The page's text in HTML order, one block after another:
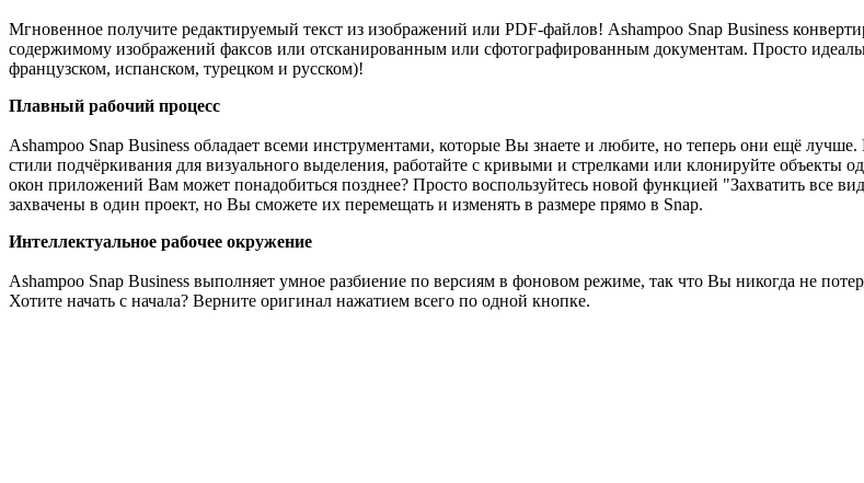
Мгновенное получите редактируемый текст из изображений или PDF-файлов! Ashampoo Snap Business
содержимому изображений факсов или отсканированным или сфотографированным документам. Просто
французском, испанском, турецком и русском)!
Плавный рабочий процесс
Ashampoo Snap Business обладает всеми инструментами, которые Вы знаете и любите, но теперь они ещё
стили подчёркивания для визуального выделения, работайте с кривыми и стрелками или клонируйте объекты
окон приложений Вам может понадобиться позднее? Просто воспользуйтесь новой функцией "Захватить все
захвачены в один проект, но Вы сможете их перемещать и изменять в размере прямо в Snap.
Интеллектуальное рабочее окружение
Ashampoo Snap Business выполняет умное разбиение по версиям в фоновом режиме, так что Вы никогда не
Хотите начать с начала? Верните оригинал нажатием всего по одной кнопке.